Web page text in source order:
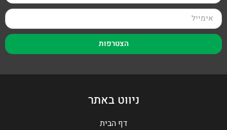
הצטרפות
ניווט באתר
דף הבית